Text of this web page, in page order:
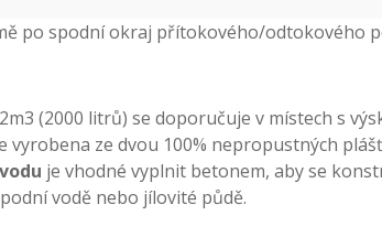
po spodní okraj přítokového/odtokového
(2000 litrů) se doporučuje v místech s
vyrobena ze dvou 100% nepropustných
je vhodné vyplnit betonem, aby se
vodě nebo jílovité půdě.